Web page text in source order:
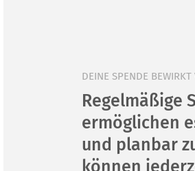
DEINE SPENDE BEWIRKT
Regelmäßige
ermöglichen
und planbar
können